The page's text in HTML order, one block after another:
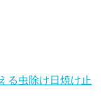
る虫除け日焼け止